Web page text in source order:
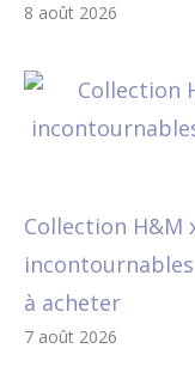
8 août 2026
Collection H&M
à acheter
7 août 2026